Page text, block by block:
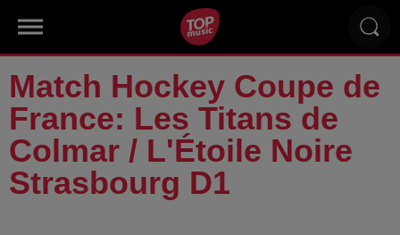
Match Hockey Coupe de
France: Les Titans de
Colmar / L'Étoile Noire
Strasbourg D1